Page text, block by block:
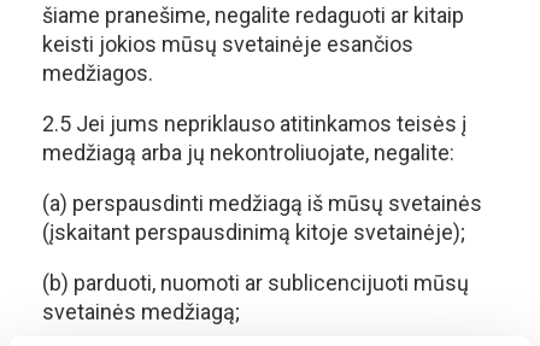
šiame pranešime, negalite redaguoti ar kitaip
keisti jokios mūsų svetainėje esančios
medžiagos.
2.5 Jei jums nepriklauso atitinkamos teisės į
medžiagą arba jų nekontroliuojate, negalite:
(a) perspausdinti medžiagą iš mūsų svetainės
(įskaitant perspausdinimą kitoje svetainėje);
(b) parduoti, nuomoti ar sublicencijuoti mūsų
svetainės medžiagą;